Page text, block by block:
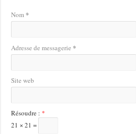
Nom *
Adresse de messagerie *
Site web
Résoudre : *
21 × 21 =